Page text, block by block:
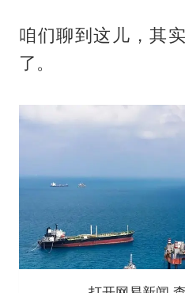
咱们聊到这儿，其
了。